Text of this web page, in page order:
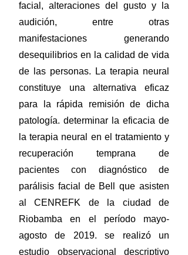
facial, alteraciones del gusto y la
audición, entre otras
manifestaciones generando
desequilibrios en la calidad de vida
de las personas. La terapia neural
constituye una alternativa eficaz
para la rápida remisión de dicha
patología. determinar la eficacia de
la terapia neural en el tratamiento y
recuperación temprana de
pacientes con diagnóstico de
parálisis facial de Bell que asisten
al CENREFK de la ciudad de
Riobamba en el período mayo-
agosto de 2019. se realizó un
estudio observacional descriptivo